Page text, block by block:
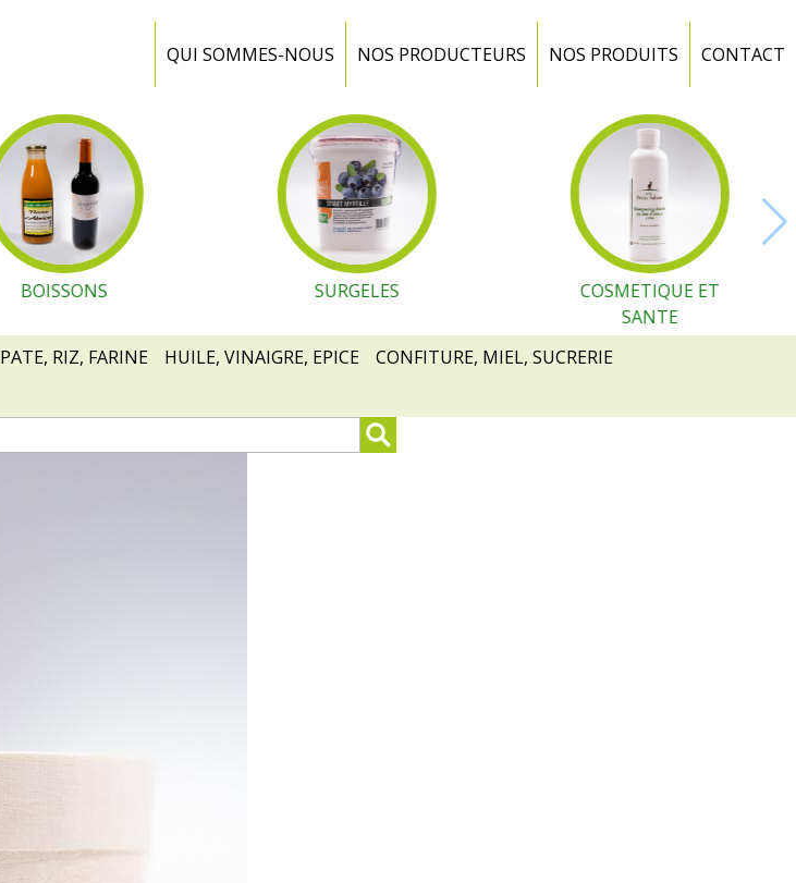
QUI SOMMES-NOUS NOS PRODUCTEURS NOS PRODUITS CONTACT
BOISSONS SURGELES
COSMETIQUE ET
SANTE
PATE, RIZ, FARINE HUILE, VINAIGRE, EPICE
CONFITURE, MIEL, SUCRERIE